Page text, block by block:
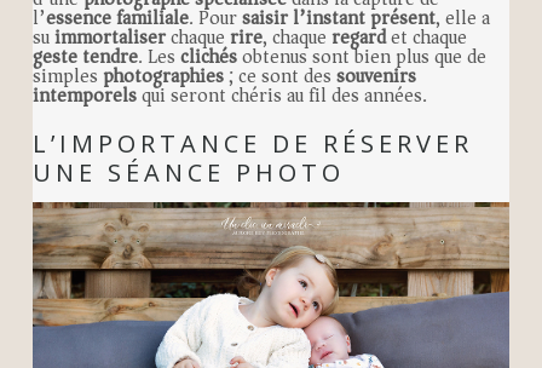
l’essence familiale. Poursaisir l’instant présent, elle a
suimmortaliserchaquerire, chaqueregardet chaque
geste tendre. Lesclichésobtenus sont bien plus que de
simples photographies; ce sont dessouvenirs
intemporelsqui seront chéris au fil des années.
L’IMPORTANCE DE RÉSERVER
UNE SÉANCE PHOTO